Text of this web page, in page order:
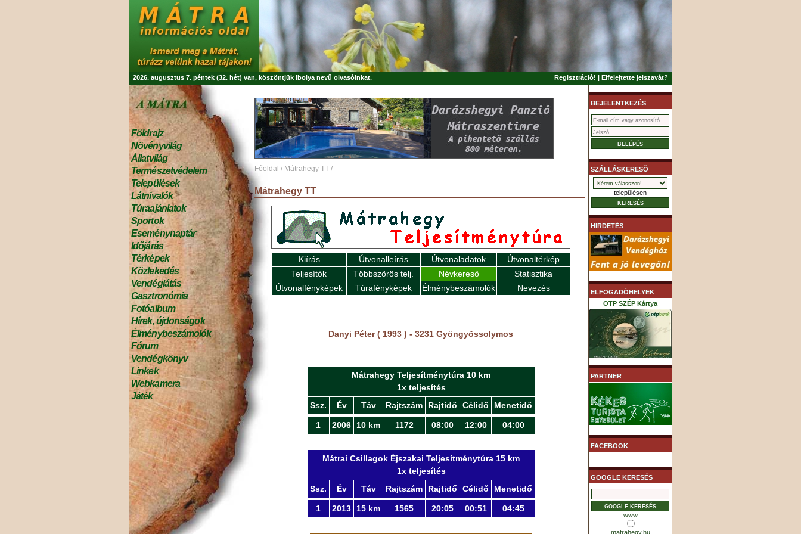
2026. augusztus 7. péntek (32. hét) van, köszöntjük Ibolya nevű olvasóinkat. Regisztráció! | Elfelejtette jelszavát?
Földrajz
Növényvilág
Állatvilág
Természetvédelem
Települések
Látnivalók
Túraajánlatok
Sportok
Eseménynaptár
Időjárás
Térképek
Közlekedés
Vendéglátás
Gasztronómia
Fotóalbum
Hírek, újdonságok
Élménybeszámolók
Fórum
Vendégkönyv
Linkek
Webkamera
Játék
Főoldal / Mátrahegy TT /
Mátrahegy TT
Kiírás Útvonalleírás Útvonaladatok
Útvonaltérkép
Teljesítők
Többszörös telj. Névkereső
Statisztika
Útvonalfényképek
Túrafényképek Élménybeszámolók Nevezés
Danyi Péter ( 1993 ) - 3231 Gyöngyössolymos
Mátrahegy Teljesítménytúra 10 km
1x teljesítés
Ssz.
Év Táv Rajtszám Rajtidő Célidő Menetidő
1 2006 10 km 1172 08:00 12:00 04:00
Mátrai Csillagok Éjszakai Teljesítménytúra 15 km
1x teljesítés
Ssz.
Év Táv Rajtszám Rajtidő Célidő Menetidő
1 2013 15 km 1565 20:05 00:51 04:45
BEJELENTKEZÉS
SZÁLLÁSKERESÕ
településen
HIRDETÉS
ELFOGADÓHELYEK
OTP SZÉP Kártya
K&H SZÉP Kártya
PARTNER
FACEBOOK
GOOGLE KERESÉS
www
matrahegy.hu